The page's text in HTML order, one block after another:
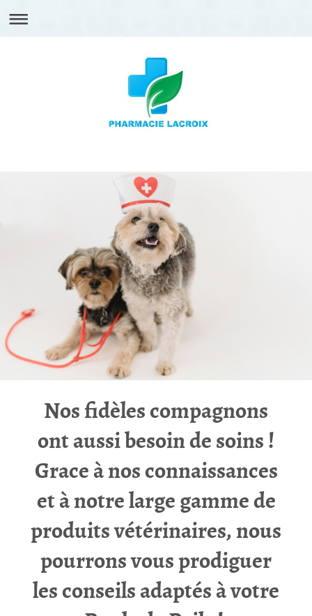
Nos fidèles compagnons
ont aussi besoin de soins !
Grace à nos connaissances
et à notre large gamme de
produits vétérinaires, nous
pourrons vous prodiguer
les conseils adaptés à votre